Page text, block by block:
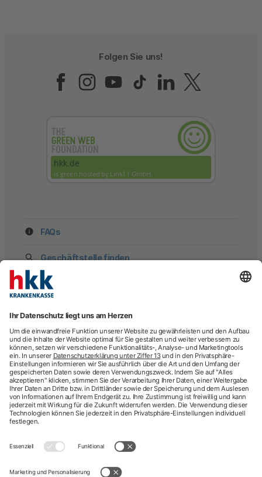
Folgen Sie uns!
Folgen Sie uns auf
Folgen Sie uns auf
Folgen Sie uns
Folgen Sie
Folgen
FAQs
Geschäftstelle finden
hkk Krankenkasse
28185 Bremen
Beratung
Newsletter
Mehr Kontaktdaten
Arztsuche
Arzttermin-Service
ICD-Diagnosesuche
Krankenhaussuche
Sporttelefon